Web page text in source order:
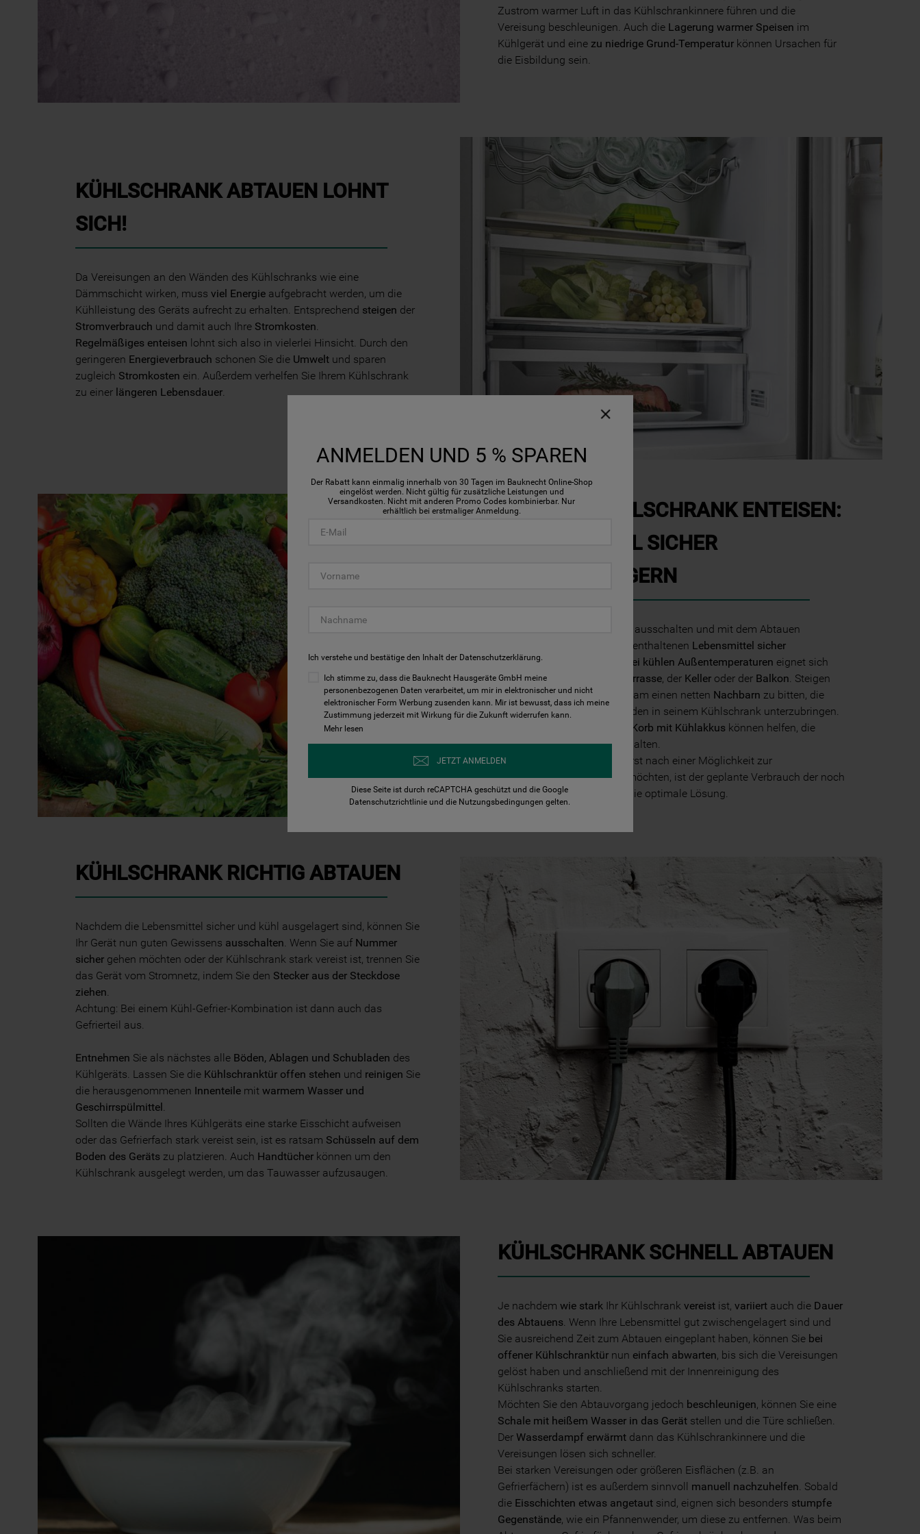
Zustrom warmer Luft in das Kühlschrankinnere führen und die
Vereisung beschleunigen. Auch die Lagerung warmer Speisen im
Kühlgerät und eine zu niedrige Grund-Temperatur können Ursachen für
die Eisbildung sein.
KÜHLSCHRANK ABTAUEN LOHNT
SICH!
Da Vereisungen an den Wänden des Kühlschranks wie eine
Dämmschicht wirken, muss viel Energie aufgebracht werden, um die
Kühlleistung des Geräts aufrecht zu erhalten. Entsprechend steigen der
Stromverbrauch und damit auch Ihre Stromkosten.
Regelmäßiges enteisen lohnt sich also in vielerlei Hinsicht. Durch den
geringeren Energieverbrauch schonen Sie die Umwelt und sparen
zugleich Stromkosten ein. Außerdem verhelfen Sie Ihrem Kühlschrank
zu einer längeren Lebensdauer.
VOR DEM KÜHLSCHRANK ENTEISEN:
LEBENSMITTEL SICHER
ZWISCHENLAGERN
Bevor Sie Ihren Kühlschrank ausschalten und mit dem Abtauen
beginnen, müssen die darin enthaltenen Lebensmittel sicher
zwischengelagert
Bei kühlen Außentemperaturen eignet sich
hierfür beispielsweise die
Terrasse, der Keller oder der Balkon. Steigen
die Temperaturen, ist es ratsam einen netten Nachbarn zu bitten, die
Lebensmittel für einige Stunden in seinem Kühlschrank unterzubringen.
Korb mit Kühlakkus können helfen, die
Waren einige Zeit frisch zu halten.
Wenn Sie jedoch gar nicht erst nach einer Möglichkeit zur
Zwischenlagerung suchen möchten, ist der geplante Verbrauch der noch
vorhandenen Lebensmittel die optimale Lösung.
KÜHLSCHRANK RICHTIG ABTAUEN
Nachdem die Lebensmittel sicher und kühl ausgelagert sind, können Sie
Ihr Gerät nun guten Gewissens ausschalten. Wenn Sie auf Nummer
sicher gehen möchten oder der Kühlschrank stark vereist ist, trennen Sie
das Gerät vom Stromnetz, indem Sie den Stecker aus der Steckdose
ziehen.
Achtung: Bei einem Kühl-Gefrier-Kombination ist dann auch das
Gefrierteil aus.
Entnehmen Sie als nächstes alle Böden, Ablagen und Schubladen des
Kühlgeräts. Lassen Sie die Kühlschranktür offen stehen und reinigen Sie
die herausgenommenen Innenteile mit warmem Wasser und
Geschirrspülmittel .
Sollten die Wände Ihres Kühlgeräts eine starke Eisschicht aufweisen
oder das Gefrierfach stark vereist sein, ist es ratsam Schüsseln auf dem
Boden des Geräts zu platzieren. Auch Handtücher können um den
Kühlschrank ausgelegt werden, um das Tauwasser aufzusaugen.
KÜHLSCHRANK SCHNELL ABTAUEN
Je nachdem wie stark Ihr Kühlschrank vereist ist, variiert auch die Dauer
des Abtauens. Wenn Ihre Lebensmittel gut zwischengelagert sind und
Sie ausreichend Zeit zum Abtauen eingeplant haben, können Sie bei
offener Kühlschranktür nun einfach abwarten, bis sich die Vereisungen
gelöst haben und anschließend mit der Innenreinigung des
Kühlschranks starten.
Möchten Sie den Abtauvorgang jedoch beschleunigen, können Sie eine
Schale mit heißem Wasser in das Gerät stellen und die Türe schließen.
Der Wasserdampf erwärmt dann das Kühlschrankinnere und die
Vereisungen lösen sich schneller.
Bei starken Vereisungen oder größeren Eisflächen (z.B. an
Gefrierfächern) ist es außerdem sinnvoll manuell nachzuhelfen. Sobald
die Eisschichten etwas angetaut sind, eignen sich besonders stumpfe
Gegenstände, wie ein Pfannenwender, um diese zu entfernen. Was beim
Informationen" . Wenn Sie auf "Nur
erforderliche Cookies" klicken, werden
lediglich unbedingt erforderliche Cookis
ANMELDEN UND 5 % SPAREN
Der Rabatt kann einmalig innerhalb von 30 Tagen im Bauknecht Online-Shop
eingelöst werden. Nicht gültig für zusätzliche Leistungen und
Versandkosten. Nicht mit anderen Promo Codes kombinierbar. Nur
erhältlich bei erstmaliger Anmeldung.
Ich verstehe und bestätige den Inhalt der Datenschutzerklärung.
Ich stimme zu, dass die Bauknecht Hausgeräte GmbH meine
personenbezogenen Daten verarbeitet, um mir in elektronischer und nicht
elektronischer Form Werbung zusenden kann. Mir ist bewusst, dass ich meine
Zustimmung jederzeit mit Wirkung für die Zukunft widerrufen kann.
Mehr lesen
JETZT ANMELDEN
Diese Seite ist durch reCAPTCHA geschützt und die Google
Datenschutzrichtlinie und die Nutzungsbedingungen gelten.